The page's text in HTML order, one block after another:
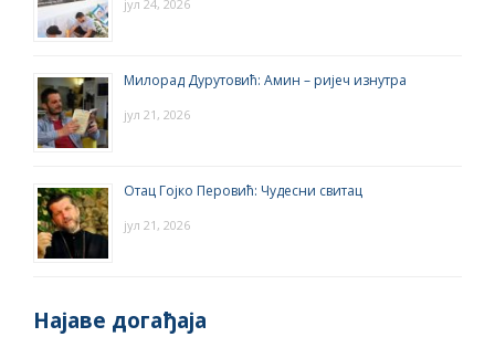
јул 24, 2026
Милорад Дурутовић: Амин – ријеч изнутра
јул 21, 2026
Отац Гојко Перовић: Чудесни свитац
јул 21, 2026
Најаве догађаја